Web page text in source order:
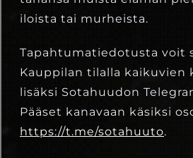
iloista tai murheista.
Tapahtumatiedotusta voit
Kauppilan tilalla kaikuvien
lisäksi Sotahuudon
Pääset kanavaan käsiksi
https://t.me/sotahuuto.